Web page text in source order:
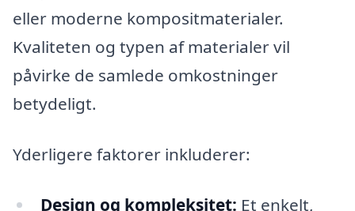
eller moderne kompositmaterialer.
Kvaliteten og typen af materialer vil
påvirke de samlede omkostninger
betydeligt.
Yderligere faktorer inkluderer:
Design og kompleksitet: Et enkelt,